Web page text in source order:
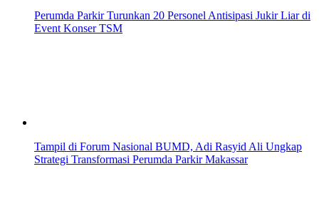
Perumda Parkir Turunkan 20 Personel Antisipasi Jukir Liar di
Event Konser TSM
Tampil di Forum Nasional BUMD, Adi Rasyid Ali Ungkap
Strategi Transformasi Perumda Parkir Makassar